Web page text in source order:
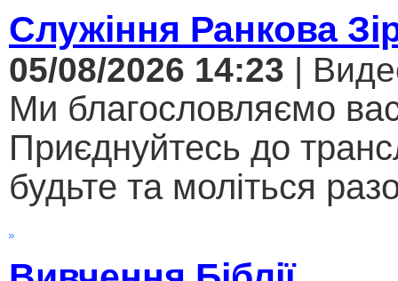
Служіння Ранкова
05/08/2026 14:23 |
Ми благословляємо
Приєднуйтесь до
будьте та моліться